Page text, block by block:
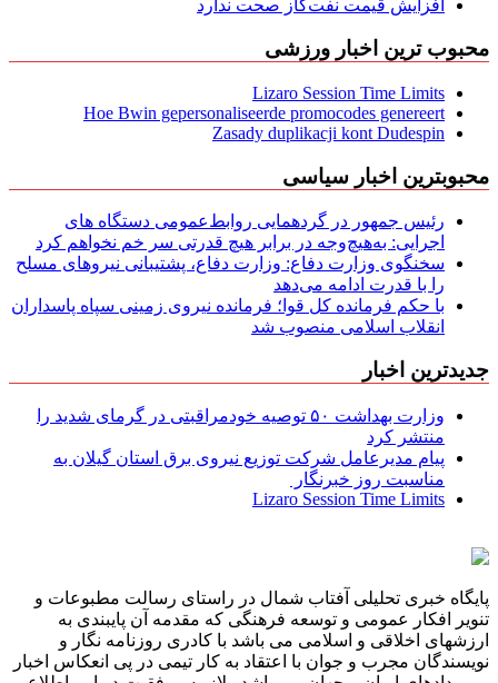
افزایش قیمت نفت‌گاز صحت ندارد
محبوب ترین اخبار ورزشی
Lizaro Session Time Limits
Hoe Bwin gepersonaliseerde promocodes genereert
Zasady duplikacji kont Dudespin
محبوبترین اخبار سیاسی
رئیس جمهور در گردهمایی روابط‌عمومی دستگاه های
اجرایی: به‌هیچ‌وجه در برابر هیچ قدرتی سر خم نخواهم کرد
سخنگوی وزارت دفاع: وزارت دفاع، پشتیبانی نیرو‌های مسلح
را با قدرت ادامه می‌دهد
با حکم فرمانده کل قوا؛ فرمانده نیروی زمینی سپاه پاسداران
انقلاب اسلامی منصوب شد
جدیدترین اخبار
وزارت بهداشت ۵۰ توصیه خودمراقبتی در گرمای شدید را
منتشر کرد
پیام مدیرعامل شركت توزیع نیروی برق استان گیلان به
مناسبت روز خبرنگار ‌
Lizaro Session Time Limits
پایگاه خبری تحلیلی آفتاب شمال در راستای رسالت مطبوعات و
تنویر افکار عمومی و توسعه فرهنگی که مقدمه آن پایبندی به
ارزشهای اخلاقی و اسلامی می باشد با کادری روزنامه نگار و
نویسندگان مجرب و جوان با اعتقاد به کار تیمی در پی انعکاس اخبار